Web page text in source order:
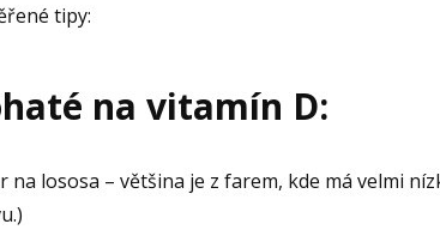
tipy:
na vitamín D:
na lososa – většina je z farem, kde má velmi